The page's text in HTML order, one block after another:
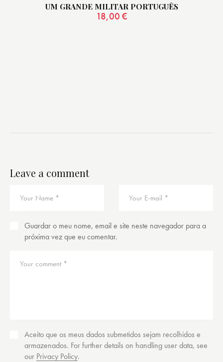
UM GRANDE MILITAR PORTUGUÊS
18,00 €
Leave a comment
Guardar o meu nome, email e site neste navegador para a
próxima vez que eu comentar.
Aceito que os meus dados submetidos sejam recolhidos e
armazenados. For further details on handling user data, see
our Privacy Policy.